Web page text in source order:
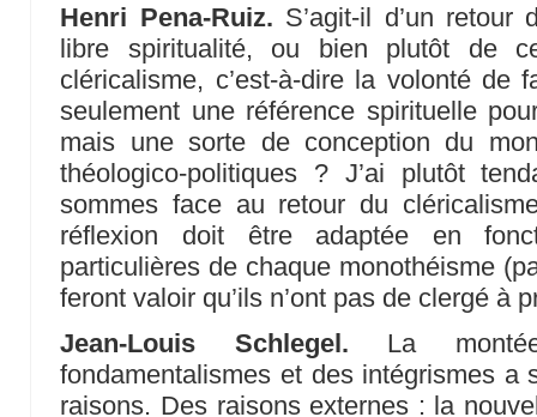
Henri Pena-Ruiz. S’agit-il d’un
libre spiritualité, ou bien plutôt de
cléricalisme, c’est-à-dire la volonté de
seulement une référence spirituelle
mais une sorte de conception du
théologico-politiques ? J’ai plutôt
sommes face au retour du
réflexion doit être adaptée en
particulières de chaque monothéisme
feront valoir qu’ils n’ont pas de clergé à
Jean-Louis Schlegel. La
fondamentalismes et des intégrismes a
raisons. Des raisons externes : la